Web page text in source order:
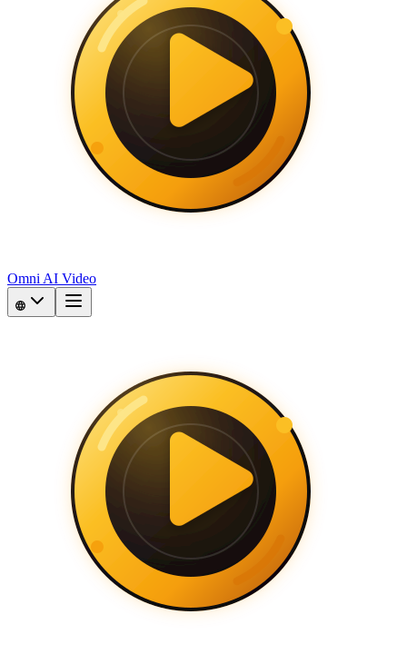
Omni AI Video